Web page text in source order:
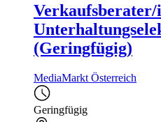
(Geringfügig)
MediaMarkt Österreich
Geringfügig